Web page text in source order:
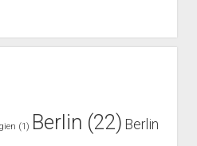
(1) Berlin (22) Berlin